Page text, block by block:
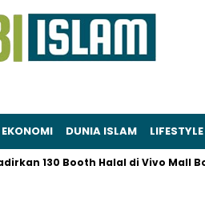
EKONOMI DUNIA ISLAM LIFESTYLE
130 Booth Halal di Vivo Mall